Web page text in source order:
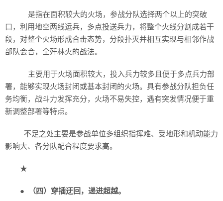
是指在面积较大的火场，参战分队选择两个以上的突破
口，利用地空两线运兵，多点投送兵力，将整个火线分割成若干
段，对整个火场形成合击态势，分段扑灭并相互实现与相邻作战
部队会合，全歼林火的战法。
主要用于火场面积较大，投入兵力较多且便于多点兵力部
署，能够实现火场封闭或基本封闭的火场。具有参战分队担负任
务均衡，战斗力发挥充分，火场不易失控，遇有突发情况便于重
新调整部署等特点。
不足之处主要是参战单位多组织指挥难、受地形和机动能力
影响大、各分队配合程度要求高。
★
● （四）穿插迂回，递进超越。